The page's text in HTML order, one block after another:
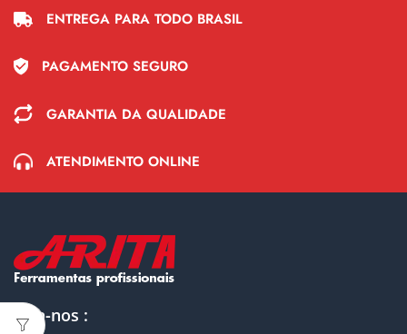
ENTREGA PARA TODO BRASIL
PAGAMENTO SEGURO
GARANTIA DA QUALIDADE
ATENDIMENTO ONLINE
Siga-nos :